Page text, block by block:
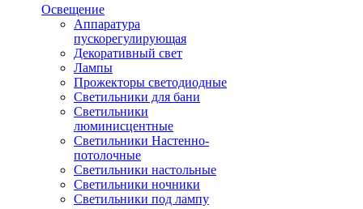
Освещение
Аппаратура
пускорегулирующая
Декоративный свет
Лампы
Прожекторы светодиодные
Светильники для бани
Светильники
люминисцентные
Светильники Настенно-
потолочные
Светильники настольные
Светильники ночники
Светильники под лампу